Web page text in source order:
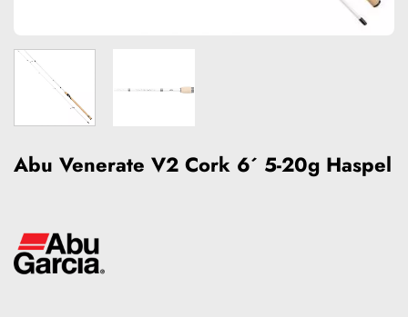
Abu Venerate V2 Cork 6´ 5-20g Haspel